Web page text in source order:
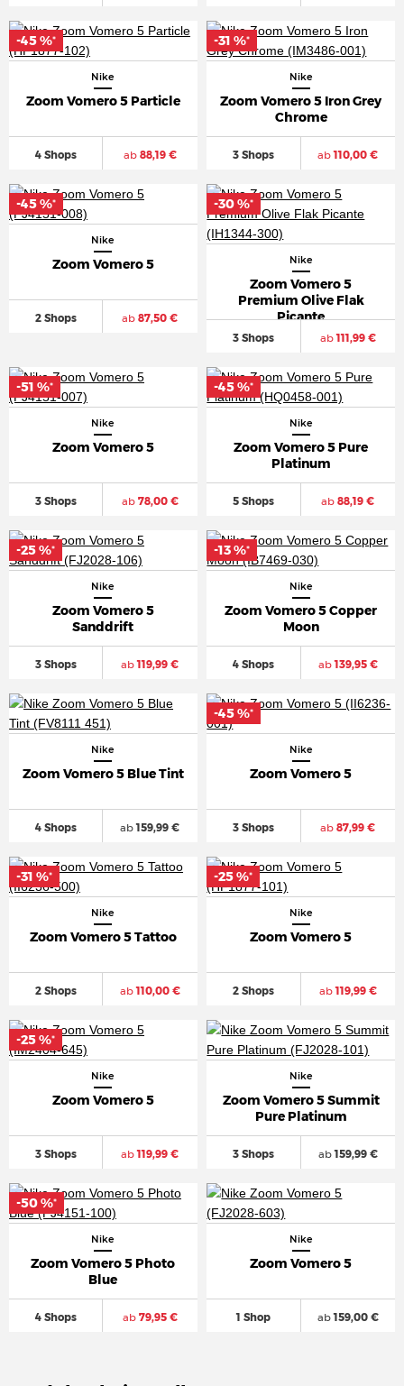
Nike
Zoom Vomero 5 Particle
4 Shops ab88,19 €
-45 %*
Nike
Zoom Vomero 5 Iron Grey
Chrome
3 Shops ab110,00 €
-31 %*
Nike
Zoom Vomero 5
2 Shops ab 87,50 €
-45 %*
Nike
Zoom Vomero 5
Premium Olive Flak
Picante
3 Shops ab111,99 €
-30 %*
Nike
Zoom Vomero 5
3 Shops ab78,00 €
-51 %*
Nike
Zoom Vomero 5 Pure
Platinum
5 Shops ab 88,19 €
-45 %*
Nike
Zoom Vomero 5
Sanddrift
3 Shops ab119,99 €
-25 %*
Nike
Zoom Vomero 5 Copper
Moon
4 Shops ab139,95 €
-13 %*
Nike
Zoom Vomero 5 Blue Tint
4 Shops ab159,99 €
Nike
Zoom Vomero 5
3 Shops ab 87,99 €
-45 %*
Nike
Zoom Vomero 5 Tattoo
2 Shops ab110,00 €
-31 %*
Nike
Zoom Vomero 5
2 Shops ab119,99 €
-25 %*
Nike
Zoom Vomero 5
3 Shops ab119,99 €
-25 %*
Nike
Zoom Vomero 5 Summit
Pure Platinum
3 Shops ab159,99 €
Nike
Zoom Vomero 5 Photo
Blue
4 Shops ab79,95 €
-50 %*
Nike
Zoom Vomero 5
1 Shop ab159,00 €